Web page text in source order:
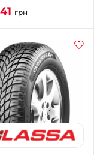
923-74-19
грн